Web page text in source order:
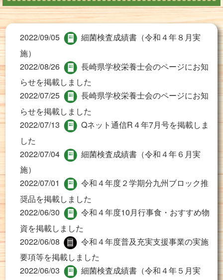
2022/09/05
細菌検査成績書（令和４年８月実
施）
2022/08/26
長崎県学校栄養士会のページにお知
らせを掲載しました
2022/07/25
長崎県学校栄養士会のページにお知
らせを掲載しました
2022/07/13
Qネット通信R４年7月号を掲載しま
した
2022/07/04
細菌検査成績書（令和４年６月実
施）
2022/07/01
令和４年度２学期分九州ブロック推
奨品を掲載しました
2022/06/30
令和４年度10月行事食・おすすめ物
資を掲載しました
2022/06/08
令和４年度普及充実支援事業の実施
要項等を掲載しました
2022/06/03
細菌検査成績書（令和４年５月実